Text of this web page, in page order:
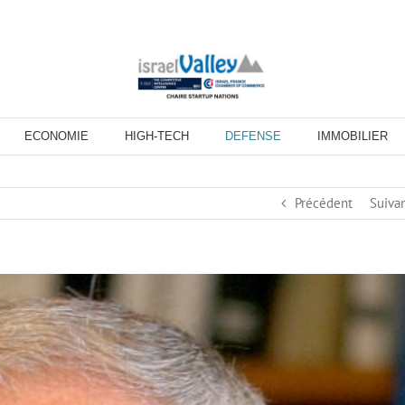
ECONOMIE HIGH-TECH DEFENSE IMMOBILIER
Précédent